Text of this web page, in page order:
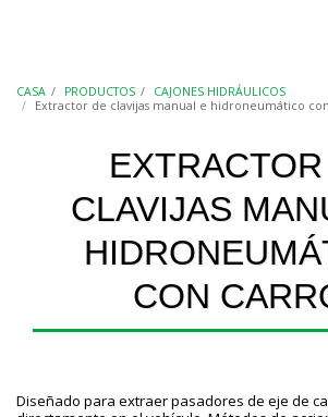
CASA PRODUCTOS
CAJONES HIDRÁULICOS
Extractor de clavijas manual e hidroneumático
CLAVIJAS
CON
Diseñado para extraer pasadores de eje de